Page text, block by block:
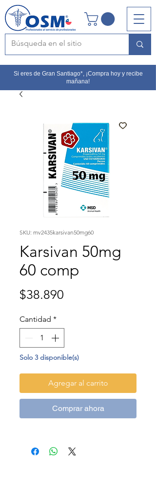
Si eres de Gran Santiago*, ¡Compra hoy y recibe
mañana!
SKU: mv2435karsivan50mg60
Karsivan 50mg
60 comp
$38.890
Cantidad *
Solo 3 disponible(s)
Agregar al carrito
Comprar ahora